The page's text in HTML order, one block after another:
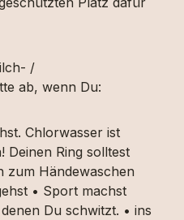
/
ab, wenn Du:
Chlorwasser ist
Deinen Ring solltest
zum Händewaschen
• Sport machst
Du schwitzt. • ins